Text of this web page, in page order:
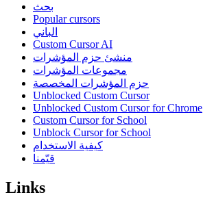
بحث
Popular cursors
الباني
Custom Cursor AI
منشئ حزم المؤشرات
مجموعات المؤشرات
حزم المؤشرات المخصصة
Unblocked Custom Cursor
Unblocked Custom Cursor for Chrome
Custom Cursor for School
Unblock Cursor for School
كيفية الاستخدام
قيّمنا
Links